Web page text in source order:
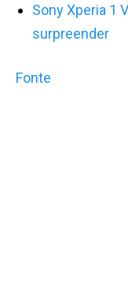
Sony Xperia 1
surpreender
Fonte